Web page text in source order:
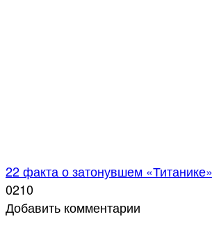
22 факта о затонувшем «Титанике»
0210
Добавить комментарии